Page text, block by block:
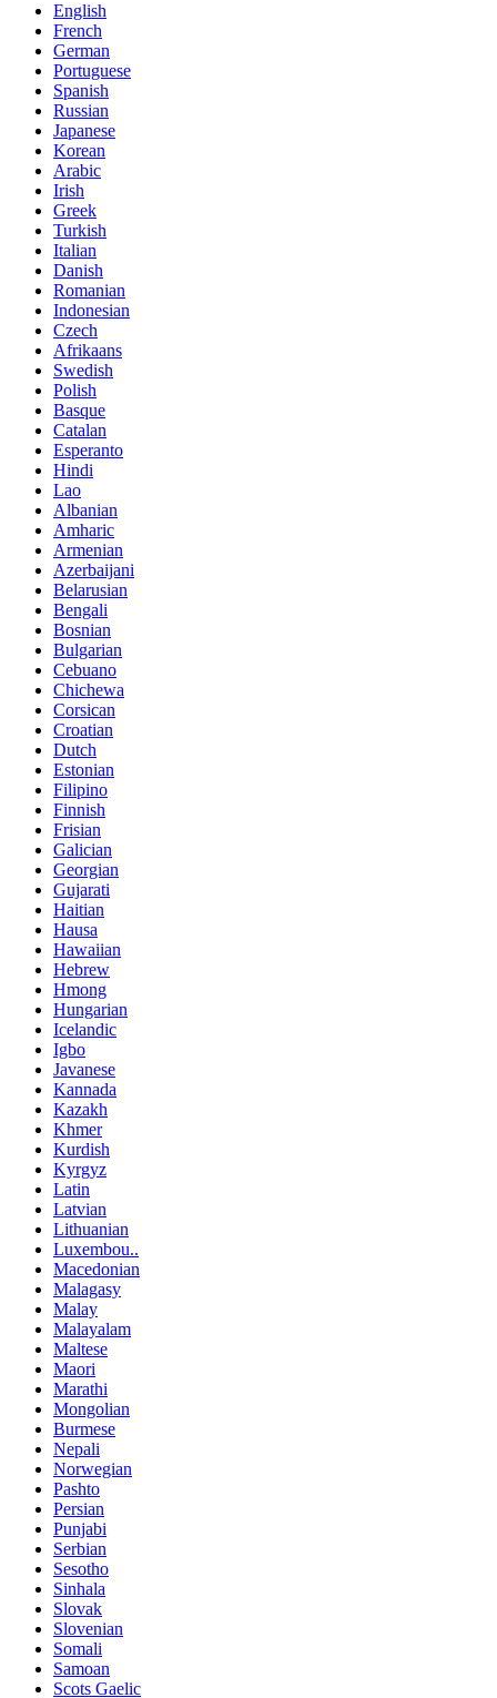
English
French
German
Portuguese
Spanish
Russian
Japanese
Korean
Arabic
Irish
Greek
Turkish
Italian
Danish
Romanian
Indonesian
Czech
Afrikaans
Swedish
Polish
Basque
Catalan
Esperanto
Hindi
Lao
Albanian
Amharic
Armenian
Azerbaijani
Belarusian
Bengali
Bosnian
Bulgarian
Cebuano
Chichewa
Corsican
Croatian
Dutch
Estonian
Filipino
Finnish
Frisian
Galician
Georgian
Gujarati
Haitian
Hausa
Hawaiian
Hebrew
Hmong
Hungarian
Icelandic
Igbo
Javanese
Kannada
Kazakh
Khmer
Kurdish
Kyrgyz
Latin
Latvian
Lithuanian
Luxembou..
Macedonian
Malagasy
Malay
Malayalam
Maltese
Maori
Marathi
Mongolian
Burmese
Nepali
Norwegian
Pashto
Persian
Punjabi
Serbian
Sesotho
Sinhala
Slovak
Slovenian
Somali
Samoan
Scots Gaelic